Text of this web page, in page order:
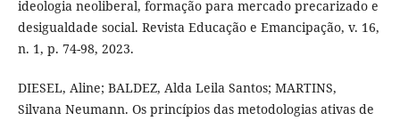
ideologia neoliberal, formação para mercado precarizado e
desigualdade social. Revista Educação e Emancipação, v. 16,
n. 1, p. 74-98, 2023.
DIESEL, Aline; BALDEZ, Alda Leila Santos; MARTINS,
Silvana Neumann. Os princípios das metodologias ativas de